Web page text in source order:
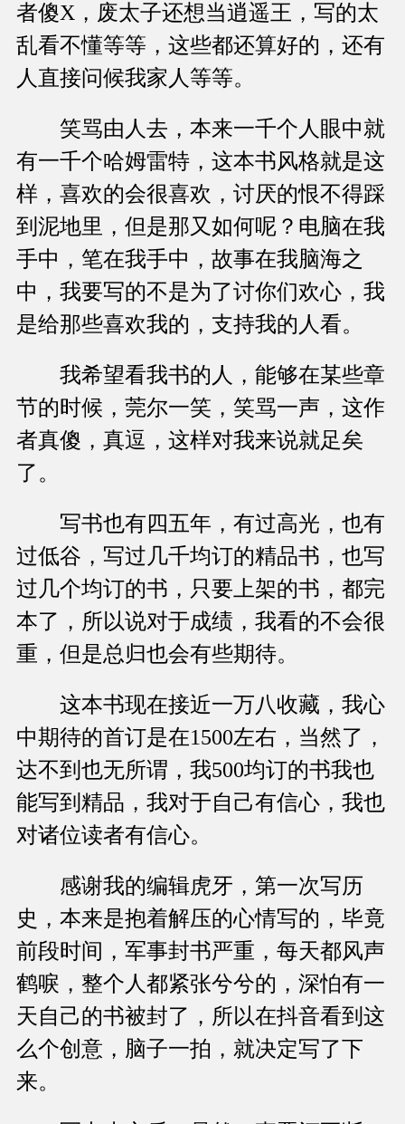
者傻X，废太子还想当逍遥王，写的太
乱看不懂等等，这些都还算好的，还有
人直接问候我家人等等。
笑骂由人去，本来一千个人眼中就
有一千个哈姆雷特，这本书风格就是这
样，喜欢的会很喜欢，讨厌的恨不得踩
到泥地里，但是那又如何呢？电脑在我
手中，笔在我手中，故事在我脑海之
中，我要写的不是为了讨你们欢心，我
是给那些喜欢我的，支持我的人看。
我希望看我书的人，能够在某些章
节的时候，莞尔一笑，笑骂一声，这作
者真傻，真逗，这样对我来说就足矣
了。
写书也有四五年，有过高光，也有
过低谷，写过几千均订的精品书，也写
过几个均订的书，只要上架的书，都完
本了，所以说对于成绩，我看的不会很
重，但是总归也会有些期待。
这本书现在接近一万八收藏，我心
中期待的首订是在1500左右，当然了，
达不到也无所谓，我500均订的书我也
能写到精品，我对于自己有信心，我也
对诸位读者有信心。
感谢我的编辑虎牙，第一次写历
史，本来是抱着解压的心情写的，毕竟
前段时间，军事封书严重，每天都风声
鹤唳，整个人都紧张兮兮的，深怕有一
天自己的书被封了，所以在抖音看到这
么个创意，脑子一拍，就决定写了下
来。